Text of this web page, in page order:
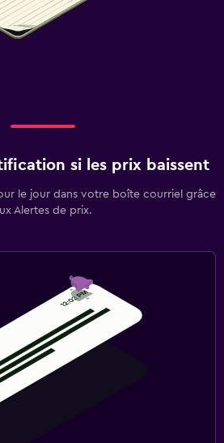
si les prix baissent
le jour dans votre boîte courriel grâce
Alertes de prix.